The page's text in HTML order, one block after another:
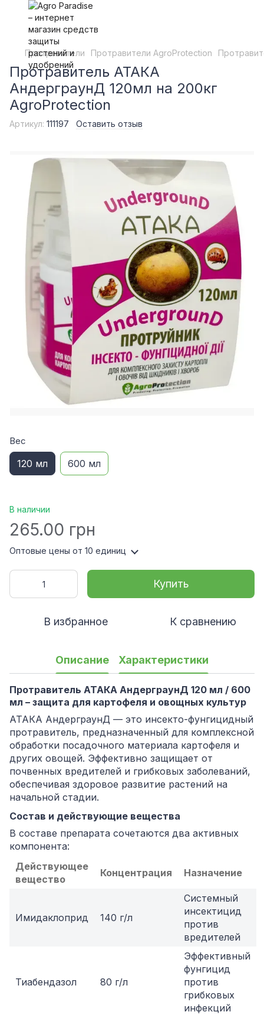
Протравители Протравители AgroProtection
Протравитель АТАКА
АндерграунД 120мл на 200кг
AgroProtection
Артикул: 111197 Оставить отзыв
Вес
120 мл 600 мл
В наличии
265.00 грн
Оптовые цены от 10 единиц
Купить
В избранное К сравнению
Описание Характеристики
Протравитель АТАКА АндерграунД 120 мл / 600
мл – защита для картофеля и овощных культур
АТАКА АндерграунД — это инсекто-фунгицидный
протравитель, предназначенный для комплексной
обработки посадочного материала картофеля и
других овощей. Эффективно защищает от
почвенных вредителей и грибковых заболеваний,
обеспечивая здоровое развитие растений на
начальной стадии.
Состав и действующие вещества
В составе препарата сочетаются два активных
компонента:
Действующее
вещество
Концентрация Назначение
Имидаклоприд 140 г/л
Системный
инсектицид
против
вредителей
Тиабендазол 80 г/л
Эффективный
фунгицид
против
грибковых
инфекций